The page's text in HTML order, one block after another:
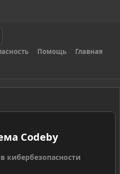
Помощь Главная
Codeby
кибербезопасности